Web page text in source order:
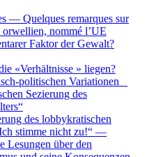
— Quelques remarques sur
nommé l’UE
Faktor der Gewalt?
«Verhältnisse » liegen?
politischen Variationen _
Sezierung des
des lobbykratischen
stimme nicht zu!“ —
Lesungen über den